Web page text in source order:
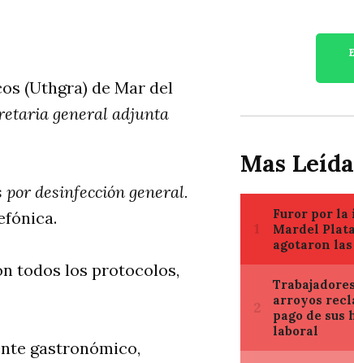
(Uthgra) de Mar del
general adjunta
desinfección general.
todos los protocolos,
gastronómico,
Mas